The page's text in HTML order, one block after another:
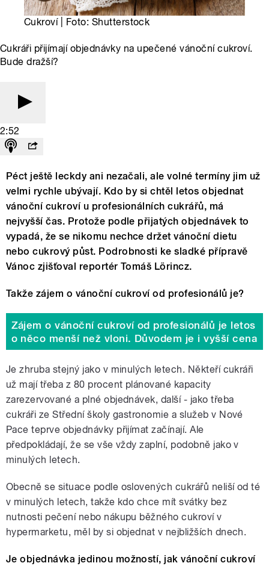
Cukroví | Foto: Shutterstock
Cukráři přijímají objednávky na upečené vánoční cukroví.
Bude dražší?
2:52
Péct ještě leckdy ani nezačali, ale volné termíny jim už
velmi rychle ubývají. Kdo by si chtěl letos objednat
vánoční cukroví u profesionálních cukrářů, má
nejvyšší čas. Protože podle přijatých objednávek to
vypadá, že se nikomu nechce držet vánoční dietu
nebo cukrový půst. Podrobnosti ke sladké přípravě
Vánoc zjišťoval reportér Tomáš Lörincz.
Takže zájem o vánoční cukroví od profesionálů je?
Zájem o vánoční cukroví od profesionálů je letos
o něco menší než vloni. Důvodem je i vyšší cena
Je zhruba stejný jako v minulých letech. Někteří cukráři
už mají třeba z 80 procent plánované kapacity
zarezervované a plné objednávek, další - jako třeba
cukráři ze Střední školy gastronomie a služeb v Nové
Pace teprve objednávky přijímat začínají. Ale
předpokládají, že se vše vždy zaplní, podobně jako v
minulých letech.
Obecně se situace podle oslovených cukrářů neliší od té
v minulých letech, takže kdo chce mít svátky bez
nutnosti pečení nebo nákupu běžného cukroví v
hypermarketu, měl by si objednat v nejbližších dnech.
Je objednávka jedinou možností, jak vánoční cukroví